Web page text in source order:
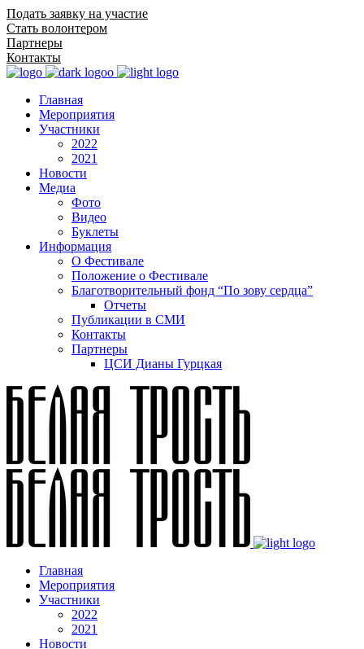
Подать заявку на участие
Стать волонтером
Партнеры
Контакты
Главная
Мероприятия
Участники
2022
2021
Новости
Медиа
Фото
Видео
Буклеты
Информация
О Фестивале
Положение о Фестивале
Благотворительный фонд “По зову сердца”
Отчеты
Публикации в СМИ
Контакты
Партнеры
ЦСИ Дианы Гурцкая
Главная
Мероприятия
Участники
2022
2021
Новости